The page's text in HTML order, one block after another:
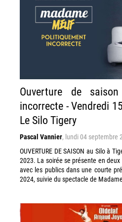
Ouverture de
incorrecte - Vendredi
Le Silo Tigery
Pascal Vannier, lundi 04 septembre
OUVERTURE DE SAISON au Silo à
2023. La soirée se présente en
avec les publics dans une courte
2024, suivie du spectacle de